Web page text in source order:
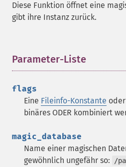
Diese Funktion öffnet eine
gibt ihre Instanz zurück.
Parameter-Liste
flags
Eine Fileinfo-Konstante
binäres ODER kombiniert
magic_database
Name einer magischen
gewöhnlich ungefähr so:
/